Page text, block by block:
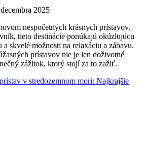
2025
nespočetných krásnych prístavov.
tieto destinácie ponúkajú okúzlujúcu
skvelé možnosti na relaxáciu a zábavu.
prístavov nie je len doživotné
zážitok, ktorý stojí za to zažiť.
v stredozemnom mori: Najkrajšie